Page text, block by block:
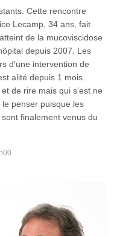
Cette rencontre
Lecamp, 34 ans, fait
de la mucoviscidose
depuis 2007. Les
d’une intervention de
alité depuis 1 mois.
de rire mais qui s’est ne
penser puisque les
finalement venus du